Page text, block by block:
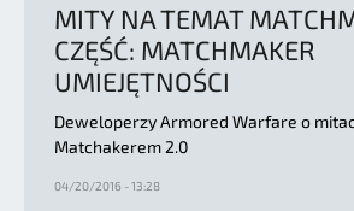
MITY NA TEMAT
CZĘŚĆ: MATCHMAKER
UMIEJĘTNOŚCI
Deweloperzy Armored Warfare o
Matchakerem 2.0
04/20/2016 - 13:28